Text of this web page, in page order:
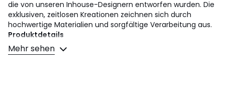
die von unseren Inhouse-Designern entworfen wurden. Die
exklusiven, zeitlosen Kreationen zeichnen sich durch
hochwertige Materialien und sorgfältige Verarbeitung aus.
Produktdetails
• Lange Ärmel
• Gerade Schnittform
Mehr sehen